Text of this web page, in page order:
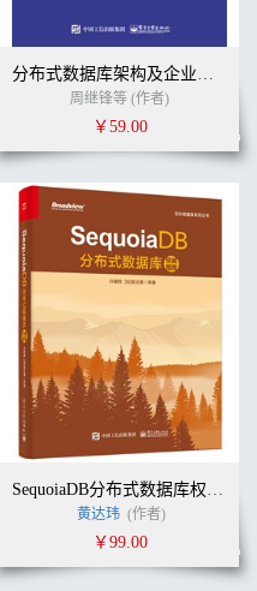
分布式数据库架构及企业实践——基于Mycat中间件
周继锋等 (作者)
￥59.00
SequoiaDB分布式数据库权威指南
黄达玮 (作者)
￥99.00